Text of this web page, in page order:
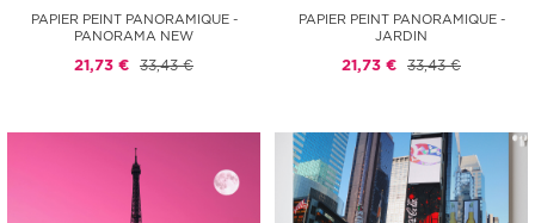
PAPIER PEINT PANORAMIQUE -
PANORAMA NEW
21,73 € 33,43 €
PAPIER PEINT PANORAMIQUE -
JARDIN
21,73 € 33,43 €